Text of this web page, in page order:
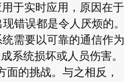
于实时应用，原因在于
错误都是令人厌烦的。
需要以可靠的通信作为
系统损坏或人员伤害。
的挑战。与之相反，